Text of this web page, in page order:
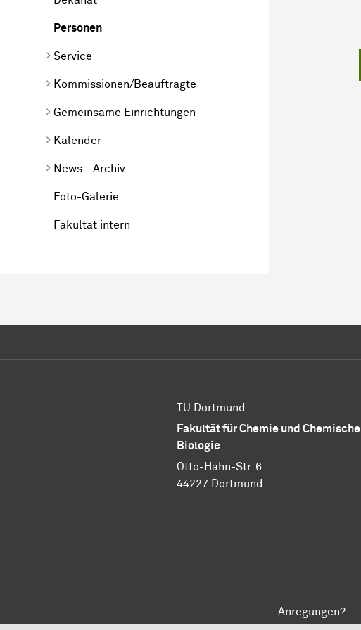
Personen
Service
Kommissionen/Beauftragte
Gemeinsame Einrichtungen
Kalender
News - Archiv
Foto-Galerie
Fakultät intern
TU Dortmund
Fakultät für Chemie und Chemische
Biologie
Otto-Hahn-Str. 6
44227 Dortmund
Anregungen?